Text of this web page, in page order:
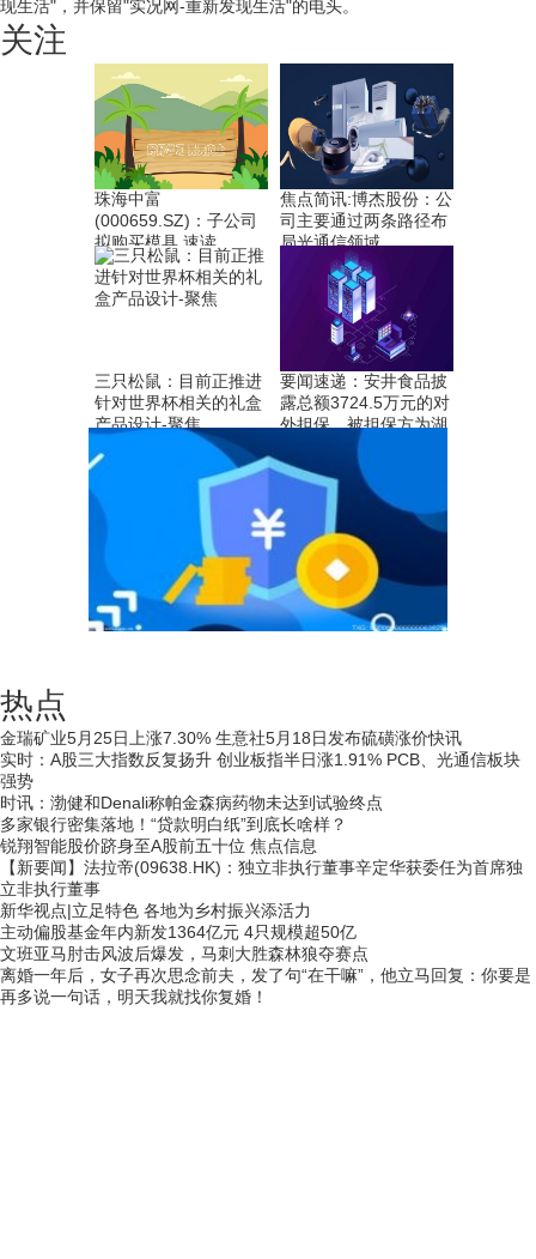
现生活"，并保留"实况网-重新发现生活"的电头。
关注
珠海中富
(000659.SZ)：子公司
拟购买模具 速读
焦点简讯:博杰股份：公
司主要通过两条路径布
局光通信领域
三只松鼠：目前正推进
针对世界杯相关的礼盒
产品设计-聚焦
要闻速递：安井食品披
露总额3724.5万元的对
外担保，被担保方为湖
北新柳伍食品集团有限
公司
热点
金瑞矿业5月25日上涨7.30% 生意社5月18日发布硫磺涨价快讯
实时：A股三大指数反复扬升 创业板指半日涨1.91% PCB、光通信板块
强势
时讯：渤健和Denali称帕金森病药物未达到试验终点
多家银行密集落地！“贷款明白纸”到底长啥样？
锐翔智能股价跻身至A股前五十位 焦点信息
【新要闻】法拉帝(09638.HK)：独立非执行董事辛定华获委任为首席独
立非执行董事
新华视点|立足特色 各地为乡村振兴添活力
主动偏股基金年内新发1364亿元 4只规模超50亿
文班亚马肘击风波后爆发，马刺大胜森林狼夺赛点
离婚一年后，女子再次思念前夫，发了句“在干嘛”，他立马回复：你要是
再多说一句话，明天我就找你复婚！